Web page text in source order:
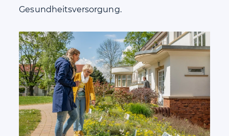
Gesundheitsversorgung.